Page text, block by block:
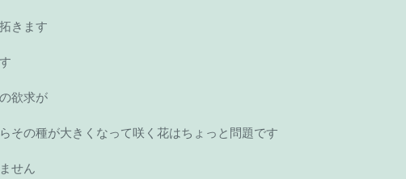
きます
欲求が
その種が大きくなって咲く花はちょっと問題です
せん